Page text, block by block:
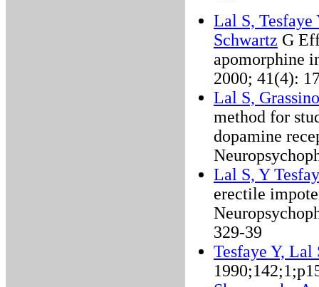
Lal S,
Schwartz G
apomorphine
2000; 41(4):
Lal S,
method for
dopamine
Lal S, Y
erectile
329-39
Tesfaye Y, Lal